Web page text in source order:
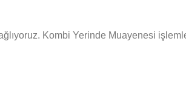
Kombi Yerinde Muayenesi